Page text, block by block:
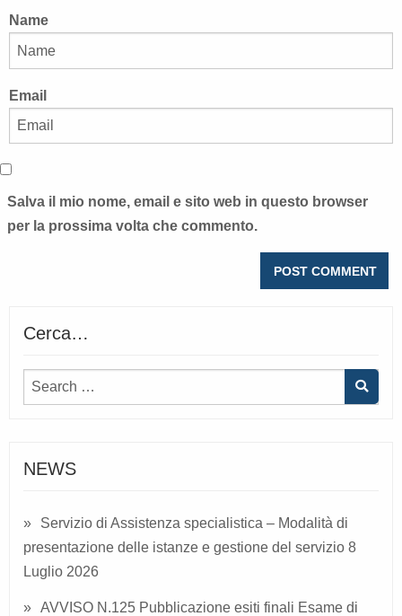
Name
Email
Salva il mio nome, email e sito web in questo browser
per la prossima volta che commento.
Cerca…
NEWS
Servizio di Assistenza specialistica – Modalità di
presentazione delle istanze e gestione del servizio 8
Luglio 2026
AVVISO N.125 Pubblicazione esiti finali Esame di